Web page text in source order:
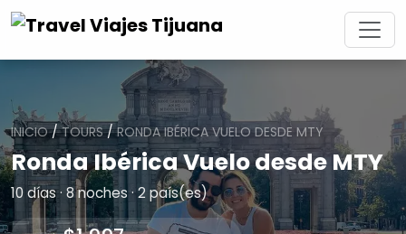
INICIO/TOURS/RONDA IBÉRICA VUELO DESDE MTY
Ronda Ibérica Vuelo desde MTY
10 días · 8 noches · 2 país(es)